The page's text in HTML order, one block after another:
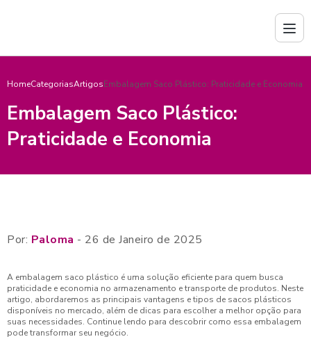
HomeCategoriasArtigosEmbalagem Saco Plástico: Praticidade e Economia
Embalagem Saco Plástico:
Praticidade e Economia
Por: Paloma - 26 de Janeiro de 2025
A embalagem saco plástico é uma solução eficiente para quem busca
praticidade e economia no armazenamento e transporte de produtos. Neste
artigo, abordaremos as principais vantagens e tipos de sacos plásticos
disponíveis no mercado, além de dicas para escolher a melhor opção para
suas necessidades. Continue lendo para descobrir como essa embalagem
pode transformar seu negócio.